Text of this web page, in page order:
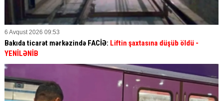
6 Avqust 2026 09:53
Bakıda ticarət mərkəzində FACİƏ: Liftin şaxtasına düşüb öldü -
YENİLƏNİB